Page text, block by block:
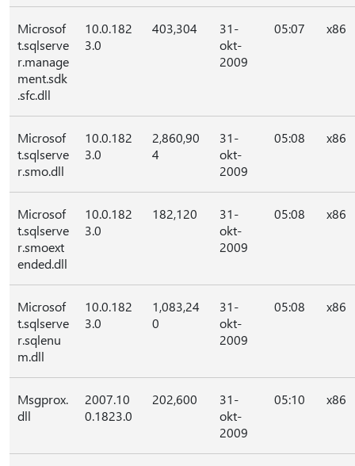
Microsof
t.sqlserve
r.manage
ment.sdk
.sfc.dll
10.0.182
3.0
403,304
31-
okt-
2009
05:07 x86
Microsof
t.sqlserve
r.smo.dll
10.0.182
3.0
2,860,90
4
31-
okt-
2009
05:08 x86
Microsof
t.sqlserve
r.smoext
ended.dll
10.0.182
3.0
182,120
31-
okt-
2009
05:08 x86
Microsof
t.sqlserve
r.sqlenu
m.dll
10.0.182
3.0
1,083,24
0
31-
okt-
2009
05:08 x86
Msgprox.
dll
2007.10
0.1823.0
202,600
31-
okt-
2009
05:10 x86